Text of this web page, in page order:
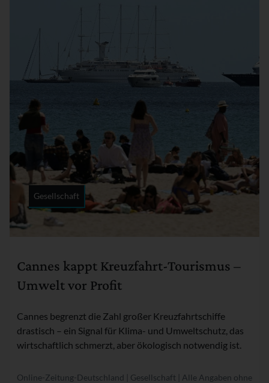
Cannes kappt Kreuzfahrt-Tourismus –
Umwelt vor Profit
Cannes begrenzt die Zahl großer Kreuzfahrtschiffe
drastisch – ein Signal für Klima- und Umweltschutz, das
wirtschaftlich schmerzt, aber ökologisch notwendig ist.
Gesellschaft
Online-Zeitung-Deutschland | Gesellschaft | Alle Angaben ohne